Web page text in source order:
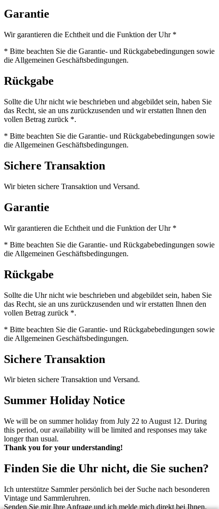
Garantie
Wir garantieren die Echtheit und die Funktion der Uhr *
* Bitte beachten Sie die Garantie- und Rückgabebedingungen sowie
die Allgemeinen Geschäftsbedingungen.
Rückgabe
Sollte die Uhr nicht wie beschrieben und abgebildet sein, haben Sie
das Recht, sie an uns zurückzusenden und wir erstatten Ihnen den
vollen Betrag zurück *.
* Bitte beachten Sie die Garantie- und Rückgabebedingungen sowie
die Allgemeinen Geschäftsbedingungen.
Sichere Transaktion
Wir bieten sichere Transaktion und Versand.
Garantie
Wir garantieren die Echtheit und die Funktion der Uhr *
* Bitte beachten Sie die Garantie- und Rückgabebedingungen sowie
die Allgemeinen Geschäftsbedingungen.
Rückgabe
Sollte die Uhr nicht wie beschrieben und abgebildet sein, haben Sie
das Recht, sie an uns zurückzusenden und wir erstatten Ihnen den
vollen Betrag zurück *.
* Bitte beachten Sie die Garantie- und Rückgabebedingungen sowie
die Allgemeinen Geschäftsbedingungen.
Sichere Transaktion
Wir bieten sichere Transaktion und Versand.
Summer Holiday Notice
We will be on summer holiday from July 22 to August 12. During
this period, our availability will be limited and responses may take
longer than usual.
Thank you for your understanding!
Finden Sie die Uhr nicht, die Sie suchen?
Ich unterstütze Sammler persönlich bei der Suche nach besonderen
Vintage und Sammleruhren.
Senden Sie mir Ihre Anfrage und ich melde mich direkt bei Ihnen.